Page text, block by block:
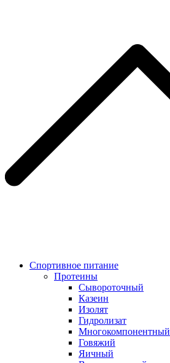
Спортивное питание
Протеины
Сывороточный
Казеин
Изолят
Гидролизат
Многокомпонентный
Говяжий
Яичный